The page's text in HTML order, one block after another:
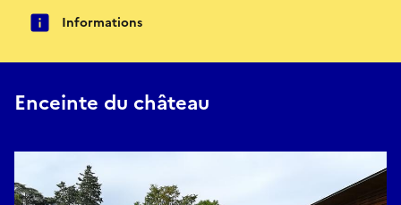
Font'n Live
qui revisite avec énergie et sensibilité des titres pop rock en
incontournables, dans une ambiance chaleureuse et festive.
Eko D Z’ile
Groupe francilien qui propose un répertoire coloré entre
musique traditionnelle antillaise, caribéenne et variété
Informations
Enceinte du château